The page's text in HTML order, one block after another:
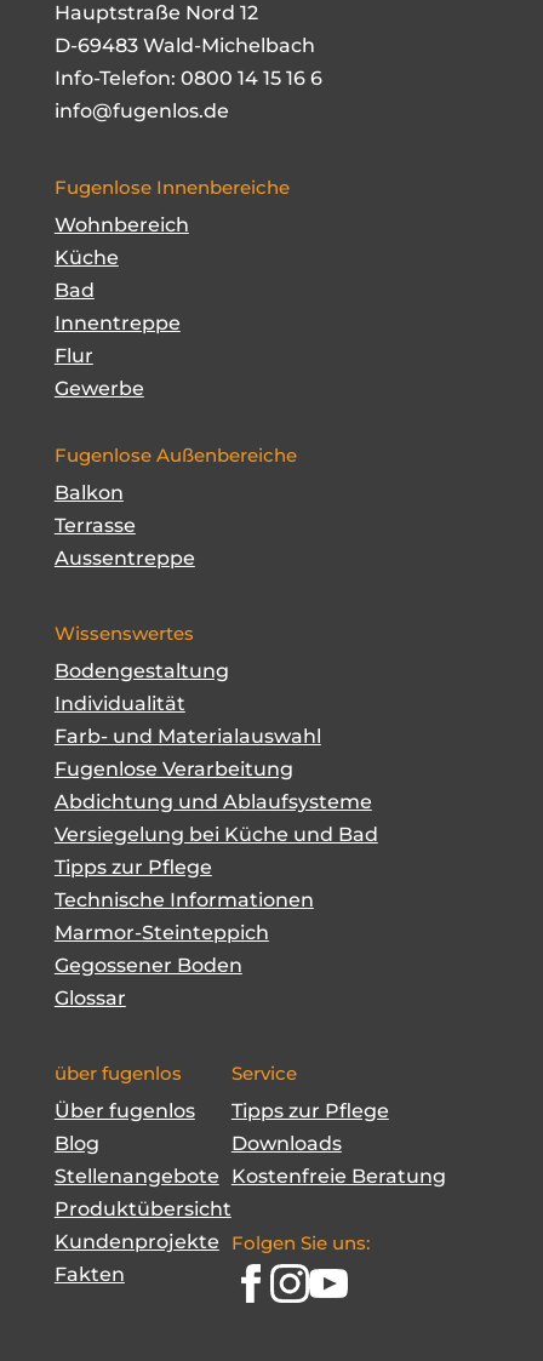
Hauptstraße Nord 12
D-69483 Wald-Michelbach
Info-Telefon: 0800 14 15 16 6
info@fugenlos.de
Fugenlose Innenbereiche
Wohnbereich
Küche
Bad
Innentreppe
Flur
Gewerbe
Fugenlose Außenbereiche
Balkon
Terrasse
Aussentreppe
Wissenswertes
Bodengestaltung
Individualität
Farb- und Materialauswahl
Fugenlose Verarbeitung
Abdichtung und Ablaufsysteme
Versiegelung bei Küche und Bad
Tipps zur Pflege
Technische Informationen
Marmor-Steinteppich
Gegossener Boden
Glossar
über fugenlos
Über fugenlos
Blog
Stellenangebote
Produktübersicht
Kundenprojekte
Fakten
Service
Tipps zur Pflege
Downloads
Kostenfreie Beratung
Folgen Sie uns: